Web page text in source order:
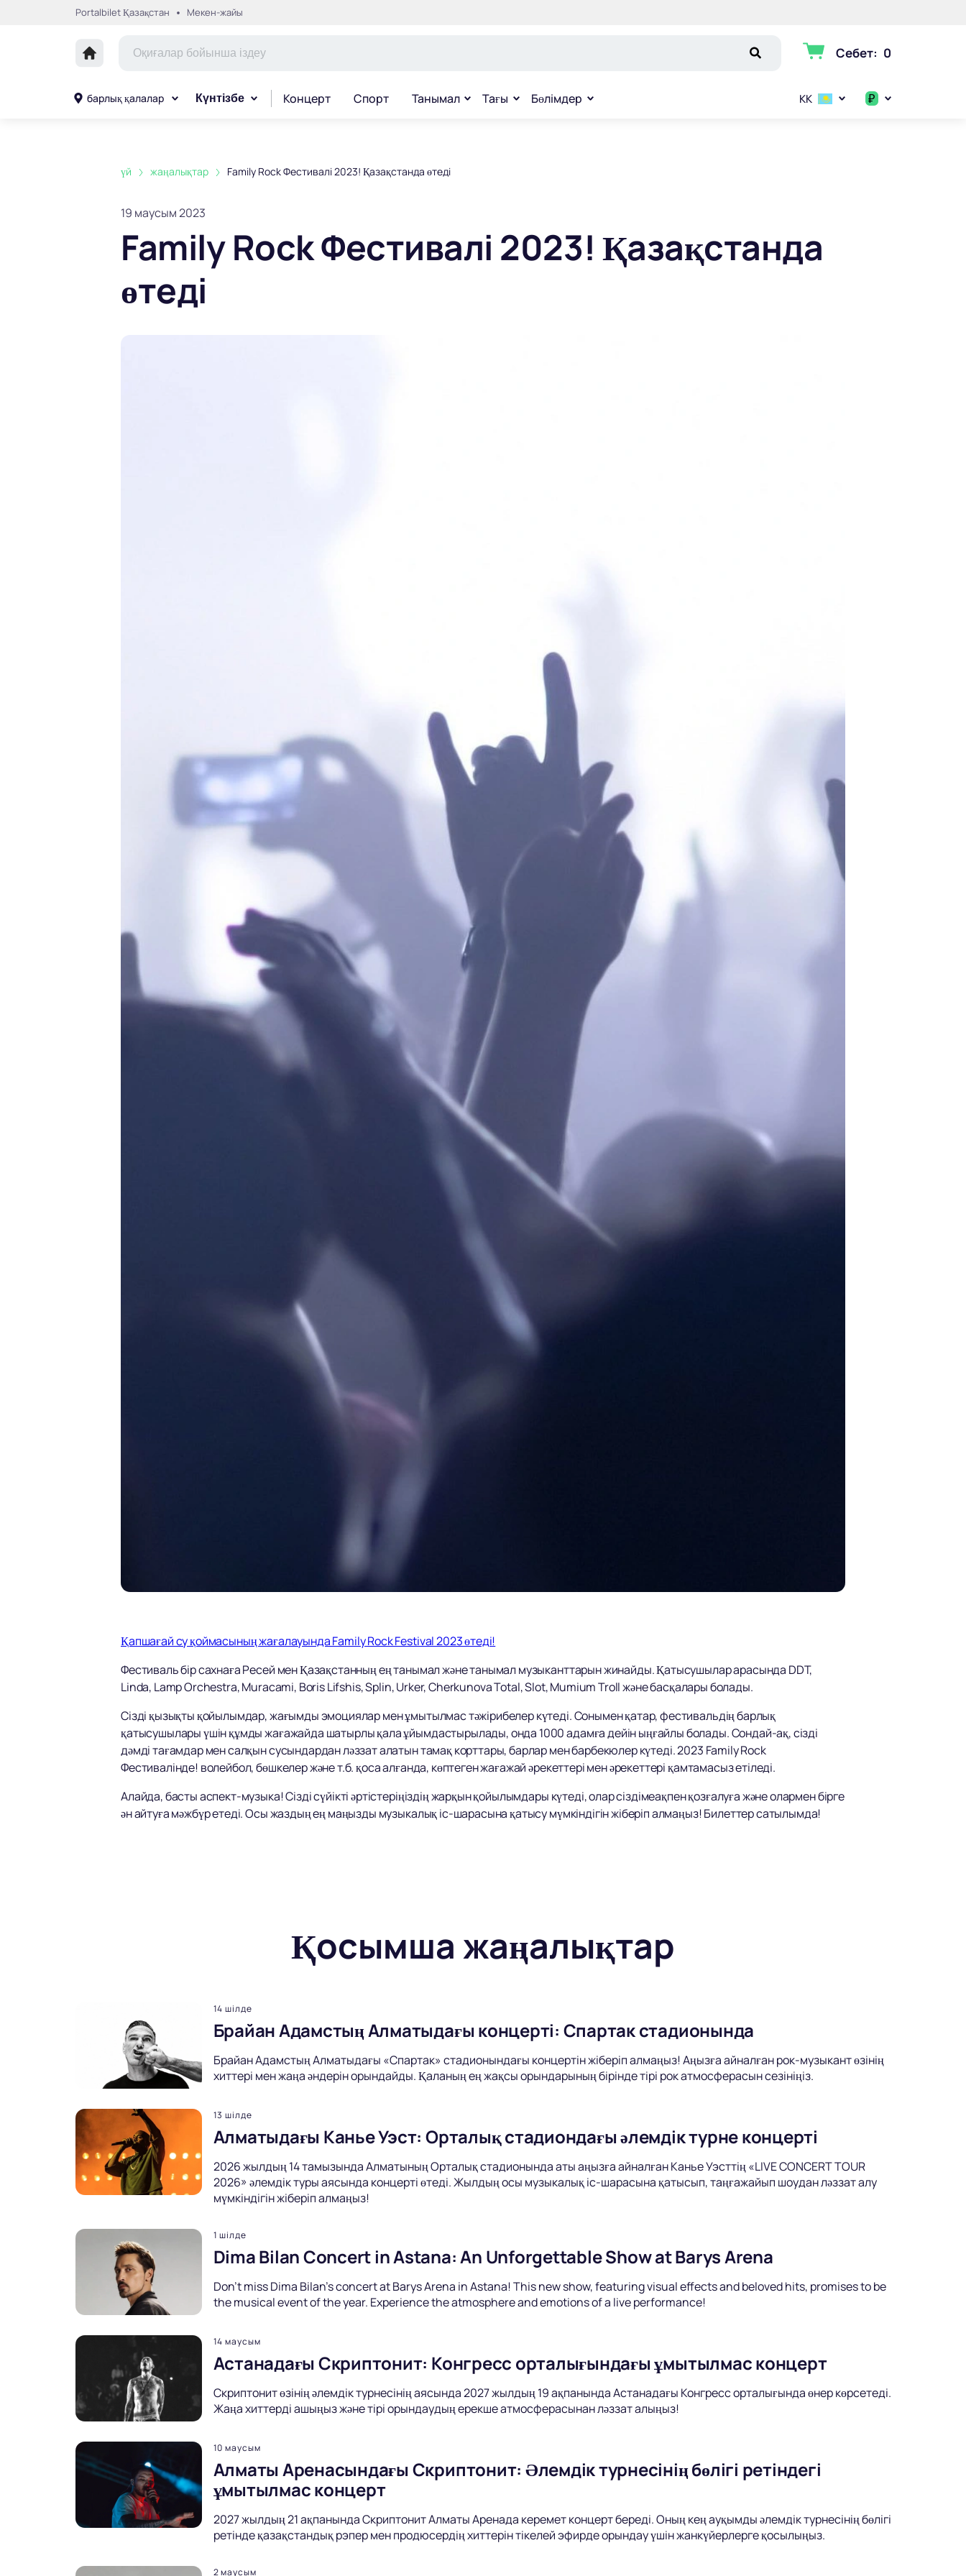
Portalbilet Қазақстан Мекен-жайы
Себет: 0
барлық қалалар Күнтізбе Концерт Спорт Танымал Тағы Бөлімдер KK ₽
үй жаңалықтар Family Rock Фестивалі 2023! Қазақстанда өтеді
19 маусым 2023
Family Rock Фестивалі 2023! Қазақстанда
өтеді
Қапшағай су қоймасының жағалауында Family Rock Festival 2023 өтеді!
Фестиваль бір сахнаға Ресей мен Қазақстанның ең танымал және танымал музыканттарын жинайды. Қатысушылар арасында DDT,
Linda, Lamp Orchestra, Muracami, Boris Lifshis, Splin, Urker, Cherkunova Total, Slot, Mumium Troll және басқалары болады.
Сізді қызықты қойылымдар, жағымды эмоциялар мен ұмытылмас тәжірибелер күтеді. Сонымен қатар, фестивальдің барлық
қатысушылары үшін құмды жағажайда шатырлы қала ұйымдастырылады, онда 1000 адамға дейін ыңғайлы болады. Сондай-ақ, сізді
дәмді тағамдар мен салқын сусындардан ләззат алатын тамақ корттары, барлар мен барбекюлер күтеді. 2023 Family Rock
Фестивалінде! волейбол, бөшкелер және т.б. қоса алғанда, көптеген жағажай әрекеттері мен әрекеттері қамтамасыз етіледі.
Алайда, басты аспект-музыка! Сізді сүйікті әртістеріңіздің жарқын қойылымдары күтеді, олар сіздімеақпен қозғалуға және олармен бірге
ән айтуға мәжбүр етеді. Осы жаздың ең маңызды музыкалық іс-шарасына қатысу мүмкіндігін жіберіп алмаңыз! Билеттер сатылымда!
Қосымша жаңалықтар
14 шілде
Брайан Адамстың Алматыдағы концерті: Спартак стадионында
Брайан Адамстың Алматыдағы «Спартак» стадионындағы концертін жіберіп алмаңыз! Аңызға айналған рок-музыкант өзінің
хиттері мен жаңа әндерін орындайды. Қаланың ең жақсы орындарының бірінде тірі рок атмосферасын сезініңіз.
13 шілде
Алматыдағы Канье Уэст: Орталық стадиондағы әлемдік турне концерті
2026 жылдың 14 тамызында Алматының Орталық стадионында аты аңызға айналған Канье Уэсттің «LIVE CONCERT TOUR
2026» әлемдік туры аясында концерті өтеді. Жылдың осы музыкалық іс-шарасына қатысып, таңғажайып шоудан ләззат алу
мүмкіндігін жіберіп алмаңыз!
1 шілде
Dima Bilan Concert in Astana: An Unforgettable Show at Barys Arena
Don't miss Dima Bilan's concert at Barys Arena in Astana! This new show, featuring visual effects and beloved hits, promises to be
the musical event of the year. Experience the atmosphere and emotions of a live performance!
14 маусым
Астанадағы Скриптонит: Конгресс орталығындағы ұмытылмас концерт
Скриптонит өзінің әлемдік турнесінің аясында 2027 жылдың 19 ақпанында Астанадағы Конгресс орталығында өнер көрсетеді.
Жаңа хиттерді ашыңыз және тірі орындаудың ерекше атмосферасынан ләззат алыңыз!
10 маусым
Алматы Аренасындағы Скриптонит: Әлемдік турнесінің бөлігі ретіндегі
ұмытылмас концерт
2027 жылдың 21 ақпанында Скриптонит Алматы Аренада керемет концерт береді. Оның кең ауқымды әлемдік турнесінің бөлігі
ретінде қазақстандық рэпер мен продюсердің хиттерін тікелей эфирде орындау үшін жанкүйерлерге қосылыңыз.
2 маусым